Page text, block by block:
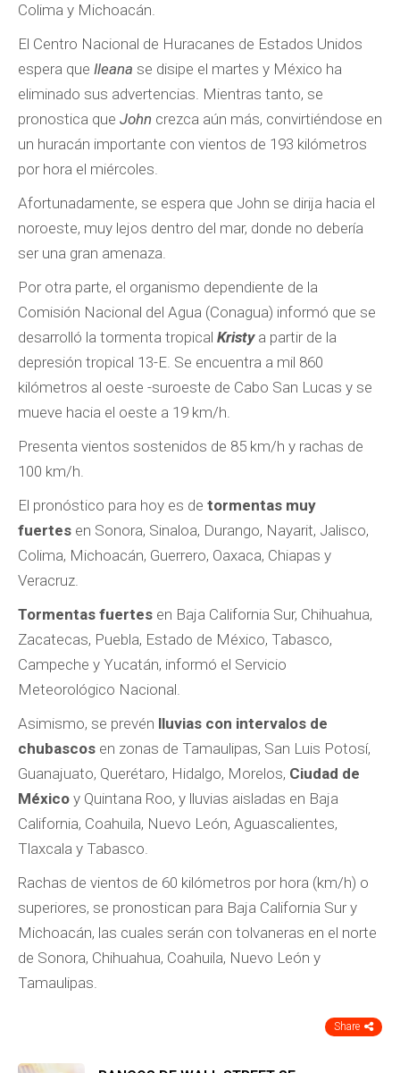
Colima y Michoacán.
El Centro Nacional de Huracanes de Estados Unidos
espera que Ileana se disipe el martes y México ha
eliminado sus advertencias. Mientras tanto, se
pronostica que John crezca aún más, convirtiéndose en
un huracán importante con vientos de 193 kilómetros
por hora el miércoles.
Afortunadamente, se espera que John se dirija hacia el
noroeste, muy lejos dentro del mar, donde no debería
ser una gran amenaza.
Por otra parte, el organismo dependiente de la
Comisión Nacional del Agua (Conagua) informó que se
desarrolló la tormenta tropical Kristy a partir de la
depresión tropical 13-E. Se encuentra a mil 860
kilómetros al oeste -suroeste de Cabo San Lucas y se
mueve hacia el oeste a 19 km/h.
Presenta vientos sostenidos de 85 km/h y rachas de
100 km/h.
El pronóstico para hoy es de tormentas muy
fuertes en Sonora, Sinaloa, Durango, Nayarit, Jalisco,
Colima, Michoacán, Guerrero, Oaxaca, Chiapas y
Veracruz.
Tormentas fuertes en Baja California Sur, Chihuahua,
Zacatecas, Puebla, Estado de México, Tabasco,
Campeche y Yucatán, informó el Servicio
Meteorológico Nacional.
Asimismo, se prevén lluvias con intervalos de
chubascos en zonas de Tamaulipas, San Luis Potosí,
Guanajuato, Querétaro, Hidalgo, Morelos, Ciudad de
México y Quintana Roo, y lluvias aisladas en Baja
California, Coahuila, Nuevo León, Aguascalientes,
Tlaxcala y Tabasco.
Rachas de vientos de 60 kilómetros por hora (km/h) o
superiores, se pronostican para Baja California Sur y
Michoacán, las cuales serán con tolvaneras en el norte
de Sonora, Chihuahua, Coahuila, Nuevo León y
Tamaulipas.
Share